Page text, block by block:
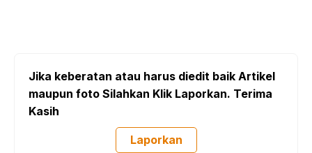
Jika keberatan atau harus diedit baik Artikel
maupun foto Silahkan Klik Laporkan. Terima
Kasih
Laporkan